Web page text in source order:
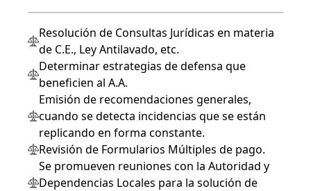
Resolución de Consultas Jurídicas en materia
de C.E., Ley Antilavado, etc.
Determinar estrategias de defensa que
beneficien al A.A.
Emisión de recomendaciones generales,
cuando se detecta incidencias que se están
replicando en forma constante.
Revisión de Formularios Múltiples de pago.
Se promueven reuniones con la Autoridad y
Dependencias Locales para la solución de